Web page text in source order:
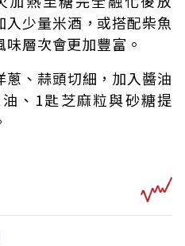
少量米酒，或搭配柴魚
層次會更加豐富。
蔥、蒜頭切細，加入醬油
、1匙芝麻粒與砂糖提